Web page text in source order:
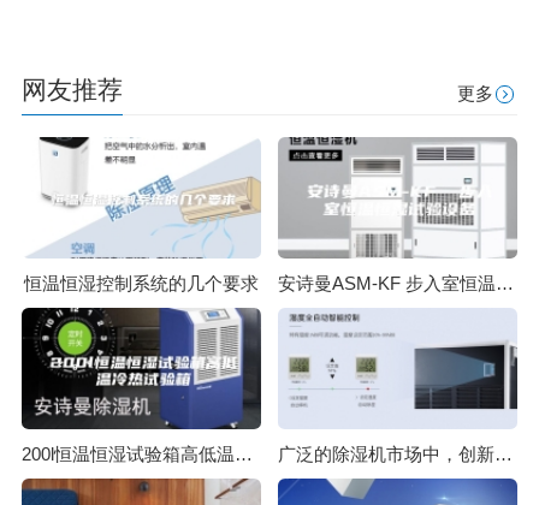
网友推荐 更多
恒温恒湿控制系统的几个要求 安诗曼ASM-KF 步入室恒温恒湿试验设备
200l恒温恒湿试验箱高低温冷热试验箱 广泛的除湿机市场中，创新成行业主力军